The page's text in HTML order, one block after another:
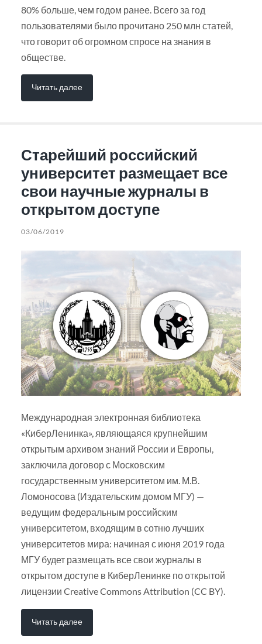
80% больше, чем годом ранее. Всего за год
пользователями было прочитано 250 млн статей,
что говорит об огромном спросе на знания в
обществе.
Читать далее
Старейший российский
университет размещает все
свои научные журналы в
открытом доступе
03/06/2019
Международная электронная библиотека
«КиберЛенинка», являющаяся крупнейшим
открытым архивом знаний России и Европы,
заключила договор с Московским
государственным университетом им. М.В.
Ломоносова (Издательским домом МГУ) —
ведущим федеральным российским
университетом, входящим в сотню лучших
университетов мира: начиная с июня 2019 года
МГУ будет размещать все свои журналы в
открытом доступе в КиберЛенинке по открытой
лицензии Creative Commons Attribution (CC BY).
Читать далее